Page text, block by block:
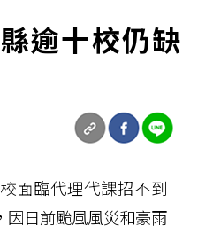
逾十校仍缺
面臨代理代課招不到
因日前颱風風災和豪雨